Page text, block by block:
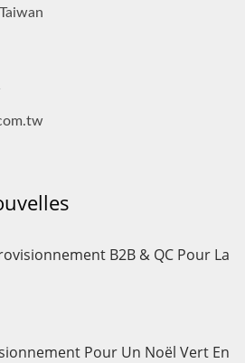
B2B & QC Pour La
Pour Un Noël Vert En